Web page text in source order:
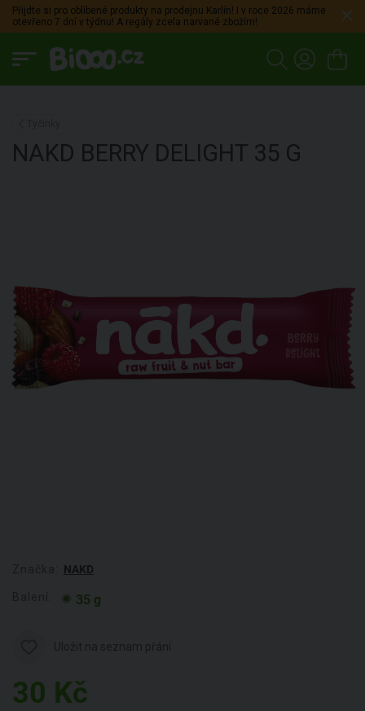
Přijdte si pro oblíbené produkty na prodejnu Karlín! I v roce 2026 máme
otevřeno 7 dní v týdnu! A regály zcela narvané zbožím!
NAKD BERRY DELIGHT 35 G
NAKD
35 g
30 Kč